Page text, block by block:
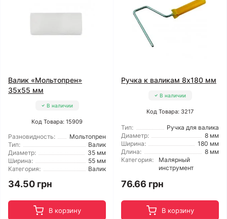
Валик «Мольтопрен»
35x55 мм
В наличии
Код Товара: 15909
Разновидность:
Мольтопрен
Тип:
Валик
Диаметр:
35 мм
Ширина:
55 мм
Категория:
Валик
34.50 грн
В корзину
Ручка к валикам 8x180 мм
В наличии
Код Товара: 3217
Тип:
Ручка для валика
Диаметр:
8 мм
Ширина:
180 мм
Длина:
8 мм
Категория:
Малярный
инструмент
76.66 грн
В корзину